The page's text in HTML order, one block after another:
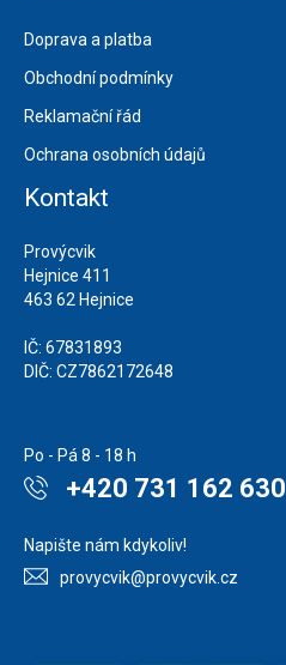
Doprava a platba
Obchodní podmínky
Reklamační řád
Ochrana osobních údajů
Kontakt
Provýcvik
Hejnice 411
463 62 Hejnice
IČ: 67831893
DIČ: CZ7862172648
Po - Pá 8 - 18 h
+420 731 162 630
Napište nám kdykoliv!
provycvik@provycvik.cz